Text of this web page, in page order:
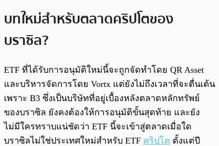
บทใหม่สำหรับตลาดคริปโตของ
บราซิล?
ETF ที่ได้รับการอนุมัติใหม่นี้จะถูกจัดทำโดย QR Asset
และบริหารจัดการโดย Vortx แต่ยังไม่ถึงเวลาที่จะตื่นเต้น
เพราะ B3 ซึ่งเป็นบริษัทที่อยู่เบื้องหลังตลาดหลักทรัพย์
ของบราซิล ยังคงต้องให้การอนุมัติขั้นสุดท้าย และยัง
ไม่มีใครทราบแน่ชัดว่า ETF นี้จะเข้าสู่ตลาดเมื่อใด
บราซิลไม่ใช่ประเทศใหม่สำหรับ ETF คริปโต ตั้งแต่ปี